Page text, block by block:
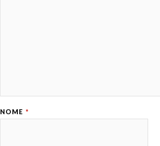
NOME *